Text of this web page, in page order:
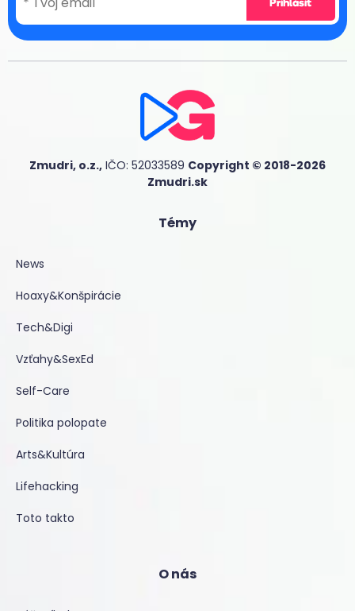
Zmudri, o.z., IČO: 52033589 Copyright © 2018-2026
Zmudri.sk
Témy
News
Hoaxy&Konšpirácie
Tech&Digi
Vzťahy&SexEd
Self-Care
Politika polopate
Arts&Kultúra
Lifehacking
Toto takto
O nás